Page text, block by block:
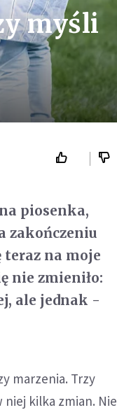
myśli
piosenka,
zakończeniu
teraz na moje
nie zmieniło:
ale jednak -
marzenia. Trzy
niej kilka zmian. Nie